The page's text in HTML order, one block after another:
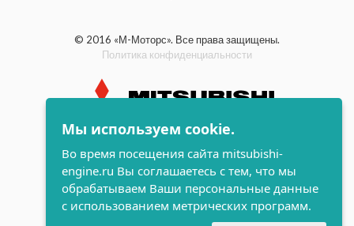
© 2016 «М-Моторс». Все права защищены.
Политика конфиденциальности
индустриальные и морские
дизельные двигатели Mitsubishi
разработка сайта
Мы используем cookie.
Во время посещения сайта mitsubishi-
engine.ru Вы соглашаетесь с тем, что мы
обрабатываем Ваши персональные данные
с использованием метрических программ.